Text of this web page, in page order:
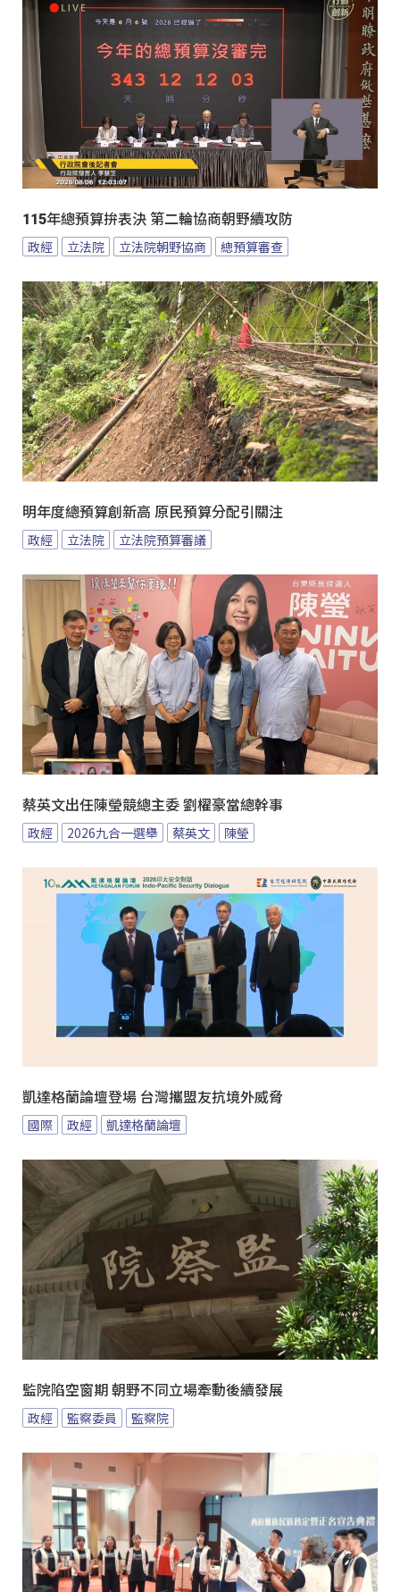
115年總預算拚表決 第二輪協商朝野續攻防
政經 立法院 立法院朝野協商 總預算審查
明年度總預算創新高 原民預算分配引關注
政經 立法院 立法院預算審議
蔡英文出任陳瑩競總主委 劉櫂豪當總幹事
政經 2026九合一選舉 蔡英文 陳瑩
凱達格蘭論壇登場 台灣攜盟友抗境外威脅
國際 政經 凱達格蘭論壇
監院陷空窗期 朝野不同立場牽動後續發展
政經 監察委員 監察院